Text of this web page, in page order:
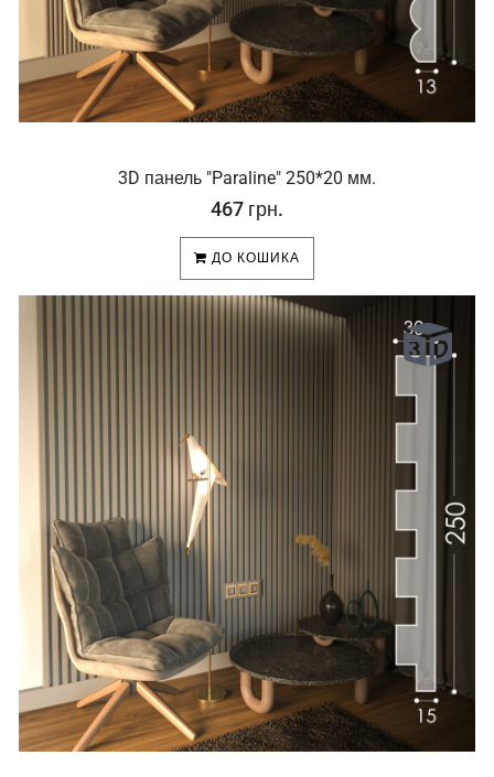
3D панель "Paraline" 250*20 мм.
467 грн.
ДО КОШИКА